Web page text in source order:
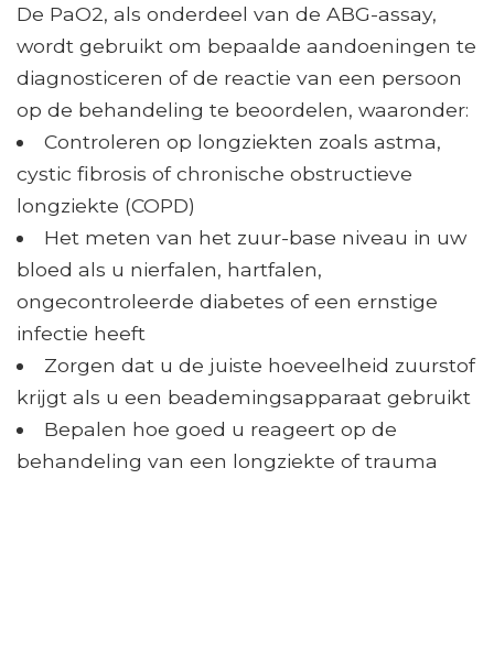
De PaO2, als onderdeel van de ABG-assay,
wordt gebruikt om bepaalde aandoeningen te
diagnosticeren of de reactie van een persoon
op de behandeling te beoordelen, waaronder:
Controleren op longziekten zoals astma,
cystic fibrosis of chronische obstructieve
longziekte (COPD)
Het meten van het zuur-base niveau in uw
bloed als u nierfalen, hartfalen,
ongecontroleerde diabetes of een ernstige
infectie heeft
Zorgen dat u de juiste hoeveelheid zuurstof
krijgt als u een beademingsapparaat gebruikt
Bepalen hoe goed u reageert op de
behandeling van een longziekte of trauma